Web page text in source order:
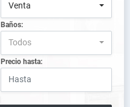
Venta
Baños:
Todos
Precio hasta: